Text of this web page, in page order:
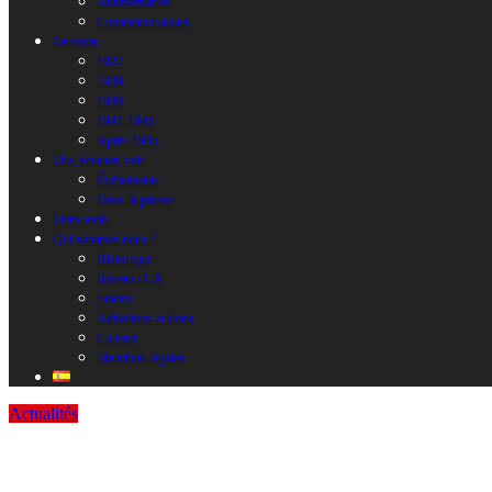
Commémorations
Parcours
1937
1939
1940
1941-1945
Après 1945
Lire, écouter, voir
Évènements
Dans la presse
Liens amis
Qui sommes nous ?
Historique
Bureau / CA
Statuts
Adhésions et dons
Contact
Mentions légales
Actualités